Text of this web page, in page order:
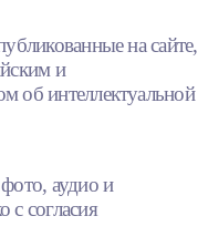
на сайте,
и
об интеллектуальной
аудио и
с согласия